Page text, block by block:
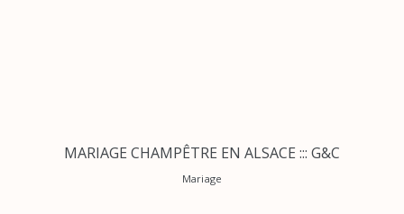
MARIAGE CHAMPÊTRE EN ALSACE ::: G&C
Mariage